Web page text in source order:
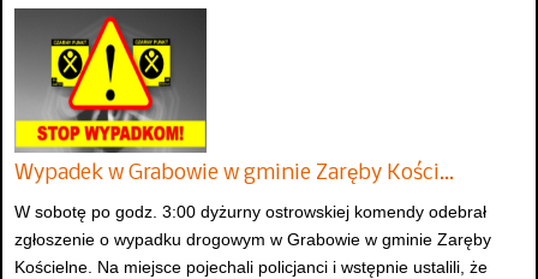
Wypadek w Grabowie w gminie Zaręby Kości…
W sobotę po godz. 3:00 dyżurny ostrowskiej komendy odebrał
zgłoszenie o wypadku drogowym w Grabowie w gminie Zaręby
Kościelne. Na miejsce pojechali policjanci i wstępnie ustalili, że